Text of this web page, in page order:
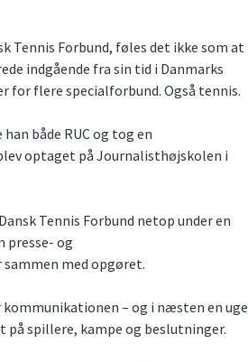
Tennis Forbund, føles det ikke som at
indgående fra sin tid i Danmarks
flere specialforbund. Også tennis.
både RUC og tog en
optaget på Journalisthøjskolen i
Tennis Forbund netop under en
presse- og
med opgøret.
– og i næsten en uge
spillere, kampe og beslutninger.